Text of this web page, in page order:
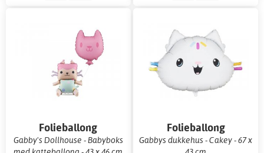
Folieballong
Gabby's Dollhouse - Babyboks
Folieballong
Gabbys dukkehus - Cakey - 67 x